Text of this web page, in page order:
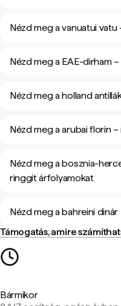
Nézd meg a vanuatui
Nézd meg a EAE-dirham
Nézd meg a holland
Nézd meg a arubai florin
Nézd meg a bosznia-
ringgit árfolyamokat
Nézd meg a bahreini
Támogatás, amire
Bármikor